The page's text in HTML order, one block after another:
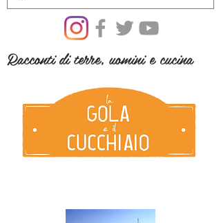
Racconti di terre, uomini e cucina